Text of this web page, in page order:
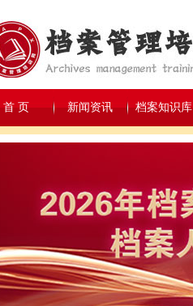
首 页 新闻资讯 档案知识库